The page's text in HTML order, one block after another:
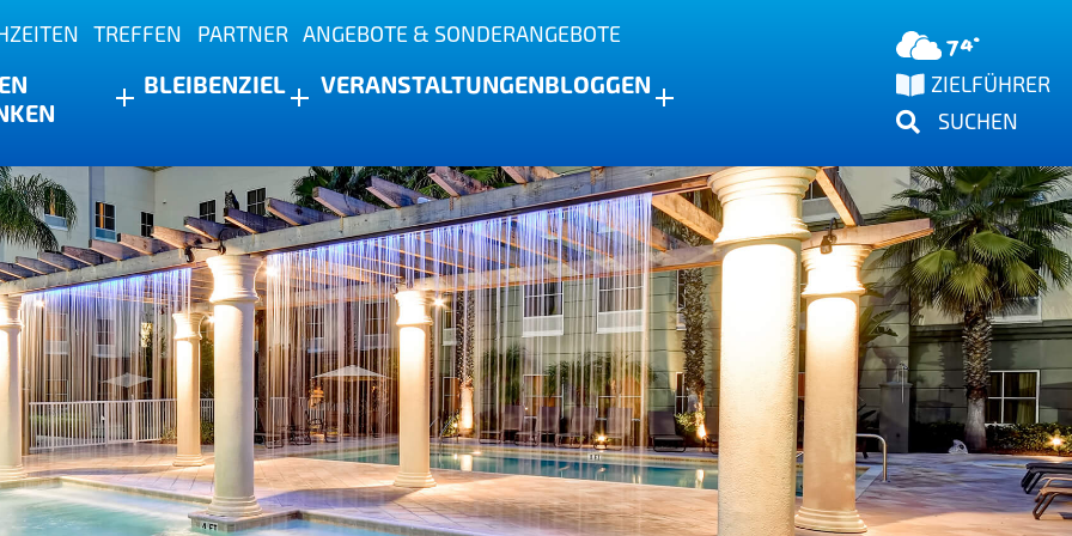
TREFFEN PARTNER ANGEBOTE & SONDERANGEBOTE
BLEIBENZIEL VERANSTALTUNGENBLOGGEN
74°
ZIELFÜHRER
SUCHEN